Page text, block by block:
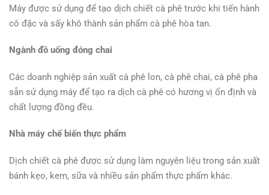
Máy được sử dụng để tạo dịch chiết cà phê trước khi tiến hành
cô đặc và sấy khô thành sản phẩm cà phê hòa tan.
Ngành đồ uống đóng chai
Các doanh nghiệp sản xuất cà phê lon, cà phê chai, cà phê pha
sẵn sử dụng máy để tạo ra dịch cà phê có hương vị ổn định và
chất lượng đồng đều.
Nhà máy chế biến thực phẩm
Dịch chiết cà phê được sử dụng làm nguyên liệu trong sản xuất
bánh kẹo, kem, sữa và nhiều sản phẩm thực phẩm khác.